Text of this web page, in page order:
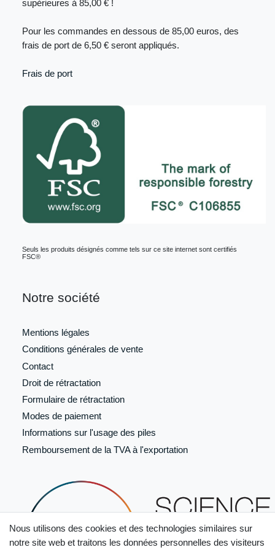
supérieures à 85,00 € !
Pour les commandes en dessous de 85,00 euros, des
frais de port de 6,50 € seront appliqués.
Frais de port
Seuls les produits désignés comme tels sur ce site internet sont certifiés
FSC®
Notre société
Mentions légales
Conditions générales de vente
Contact
Droit de rétractation
Formulaire de rétractation
Modes de paiement
Informations sur l'usage des piles
Remboursement de la TVA à l'exportation
Nous utilisons des cookies et des technologies similaires sur
notre site web et traitons les données personnelles des visiteurs